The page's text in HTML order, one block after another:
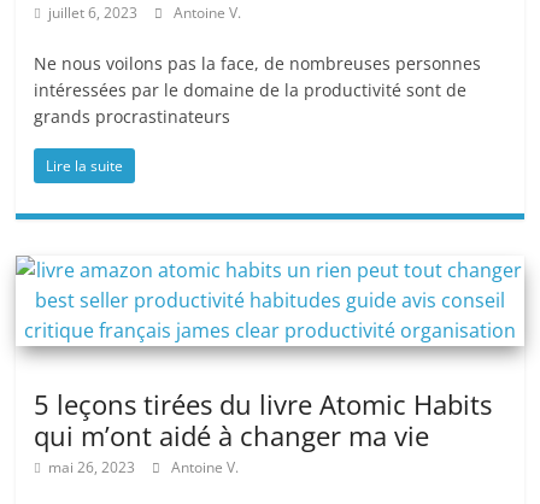
juillet 6, 2023 Antoine V.
Ne nous voilons pas la face, de nombreuses personnes
intéressées par le domaine de la productivité sont de
grands procrastinateurs
Lire la suite
5 leçons tirées du livre Atomic Habits
qui m’ont aidé à changer ma vie
mai 26, 2023 Antoine V.